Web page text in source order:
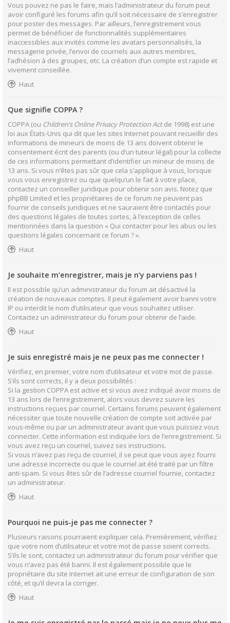
Vous pouvez ne pas le faire, mais l’administrateur du forum peut
avoir configuré les forums afin qu’il soit nécessaire de s’enregistrer
pour poster des messages. Par ailleurs, l’enregistrement vous
permet de bénéficier de fonctionnalités supplémentaires
inaccessibles aux invités comme les avatars personnalisés, la
messagerie privée, l’envoi de courriels aux autres membres,
l’adhésion à des groupes, etc. La création d’un compte est rapide et
vivement conseillée.
Haut
Que signifie COPPA ?
COPPA (ou Children’s Online Privacy Protection Actde 1998) est une
loi aux États-Unis qui dit que les sites Internet pouvant recueillir des
informations de mineurs de moins de 13 ans doivent obtenir le
consentement écrit des parents (ou d’un tuteur légal) pour la collecte
de ces informations permettant d’identifier un mineur de moins de
13 ans. Si vous n’êtes pas sûr que cela s’applique à vous, lorsque
vous vous enregistrez ou que quelqu’un le fait à votre place,
contactez un conseiller juridique pour obtenir son avis. Notez que
phpBB Limited et les propriétaires de ce forum ne peuvent pas
fournir de conseils juridiques et ne sauraient être contactés pour
des questions légales de toutes sortes, à l’exception de celles
mentionnées dans la question « Qui contacter pour les abus ou les
questions légales concernant ce forum ? ».
Haut
Je souhaite m’enregistrer, mais je n’y parviens pas !
Il est possible qu’un administrateur du forum ait désactivé la
création de nouveaux comptes. Il peut également avoir banni votre
IP ou interdit le nom d’utilisateur que vous souhaitez utiliser.
Contactez un administrateur du forum pour obtenir de l’aide.
Haut
Je suis enregistré mais je ne peux pas me connecter !
Vérifiez, en premier, votre nom d’utilisateur et votre mot de passe.
S’ils sont corrects, il y a deux possibilités :
Si la gestion COPPA est active et si vous avez indiqué avoir moins de
13 ans lors de l’enregistrement, alors vous devrez suivre les
instructions reçues par courriel. Certains forums peuvent également
nécessiter que toute nouvelle création de compte soit activée par
vous-même ou par un administrateur avant que vous puissiez vous
connecter. Cette information est indiquée lors de l’enregistrement. Si
vous avez reçu un courriel, suivez ses instructions.
Si vous n’avez pas reçu de courriel, il se peut que vous ayez fourni
une adresse incorrecte ou que le courriel ait été traité par un filtre
anti-spam. Si vous êtes sûr de l’adresse courriel fournie, contactez
un administrateur.
Haut
Pourquoi ne puis-je pas me connecter ?
Plusieurs raisons pourraient expliquer cela. Premièrement, vérifiez
que votre nom d’utilisateur et votre mot de passe soient corrects.
S’ils le sont, contactez un administrateur du forum pour vérifier que
vous n’avez pas été banni. Il est également possible que le
propriétaire du site Internet ait une erreur de configuration de son
côté, et qu’il devra la corriger.
Haut